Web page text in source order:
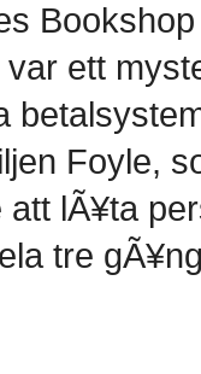
ett
Foyle,
lÃ¥ta
tre